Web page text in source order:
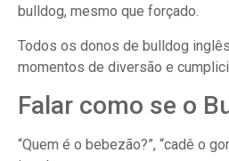
bulldog, mesmo que forçado.
Todos os donos de bulldog
momentos de diversão e
Falar como se o
“Quem é o bebezão?”, “cadê o